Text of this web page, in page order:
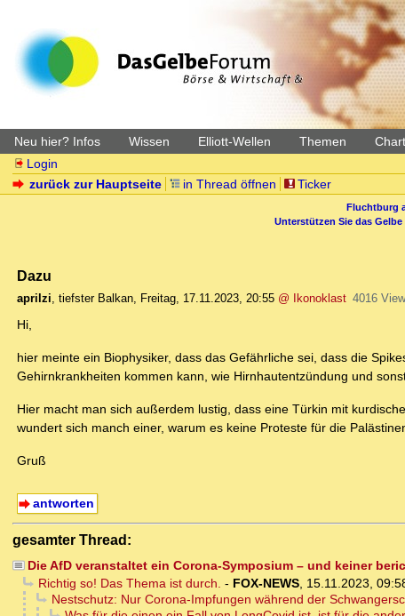
Neu hier? Infos Wissen Elliott-Wellen Themen
Login
zurück zur Hauptseite
in Thread öffnen Ticker
Fluchtburg
Unterstützen Sie das Gelbe
Dazu
aprilzi, tiefster Balkan, Freitag, 17.11.2023, 20:55 @ Ikonoklast 4016
Hi,
hier meinte ein Biophysiker, dass das Gefährliche sei, dass die
Gehirnkrankheiten kommen kann, wie Hirnhautentzündung und
Hier macht man sich außerdem lustig, dass eine Türkin mit
wundert sich manch einer, warum es keine Proteste für die
Gruß
antworten
gesamter Thread:
Die AfD veranstaltet ein Corona-Symposium – und keiner
Richtig so! Das Thema ist durch. - FOX-NEWS, 15.11.2023,
Nestschutz: Nur Corona-Impfungen während der